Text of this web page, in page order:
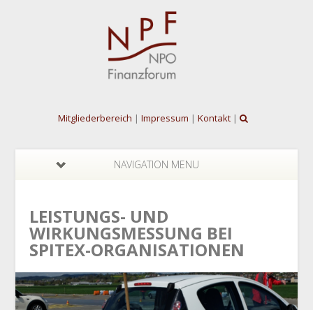
Mitgliederbereich | Impressum | Kontakt|
NAVIGATION MENU
LEISTUNGS- UND
WIRKUNGSMESSUNG BEI
SPITEX-ORGANISATIONEN